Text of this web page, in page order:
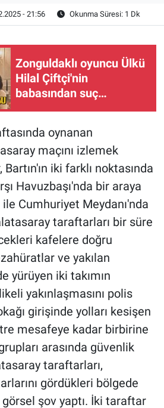
- 21:56 Okunma Süresi: 1 Dk
Zonguldaklı oyuncu Ülkü
Hilal Çiftçi'nin
babasından suç
oynanan
maçını izlemek
iki farklı noktasında
Havuzbaşı'nda bir araya
Cumhuriyet Meydanı'nda
taraftarları bir süre
kafelere doğru
ve yakılan
yürüyen iki takımın
yakınlaşmasını polis
girişinde yolları kesişen
mesafeye kadar birbirine
arasında güvenlik
taraftarları,
gördükleri bölgede
şov yaptı. İki taraftar